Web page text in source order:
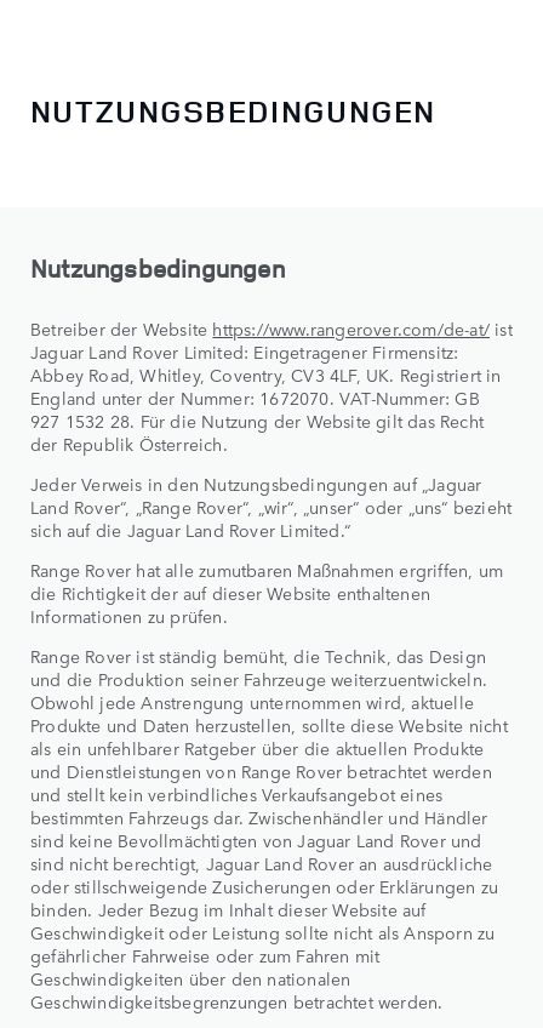
NUTZUNGSBEDINGUNGEN
Nutzungsbedingungen
Betreiber der Website https://www.rangerover.com/de-at/ ist
Jaguar Land Rover Limited: Eingetragener Firmensitz:
Abbey Road, Whitley, Coventry, CV3 4LF, UK. Registriert in
England unter der Nummer: 1672070. VAT-Nummer: GB
927 1532 28. Für die Nutzung der Website gilt das Recht
der Republik Österreich.
Jeder Verweis in den Nutzungsbedingungen auf „Jaguar
Land Rover“, „Range Rover“, „wir“, „unser“ oder „uns“ bezieht
sich auf die Jaguar Land Rover Limited.“
Range Rover hat alle zumutbaren Maßnahmen ergriffen, um
die Richtigkeit der auf dieser Website enthaltenen
Informationen zu prüfen.
Range Rover ist ständig bemüht, die Technik, das Design
und die Produktion seiner Fahrzeuge weiterzuentwickeln.
Obwohl jede Anstrengung unternommen wird, aktuelle
Produkte und Daten herzustellen, sollte diese Website nicht
als ein unfehlbarer Ratgeber über die aktuellen Produkte
und Dienstleistungen von Range Rover betrachtet werden
und stellt kein verbindliches Verkaufsangebot eines
bestimmten Fahrzeugs dar. Zwischenhändler und Händler
sind keine Bevollmächtigten von Jaguar Land Rover und
sind nicht berechtigt, Jaguar Land Rover an ausdrückliche
oder stillschweigende Zusicherungen oder Erklärungen zu
binden. Jeder Bezug im Inhalt dieser Website auf
Geschwindigkeit oder Leistung sollte nicht als Ansporn zu
gefährlicher Fahrweise oder zum Fahren mit
Geschwindigkeiten über den nationalen
Geschwindigkeitsbegrenzungen betrachtet werden.